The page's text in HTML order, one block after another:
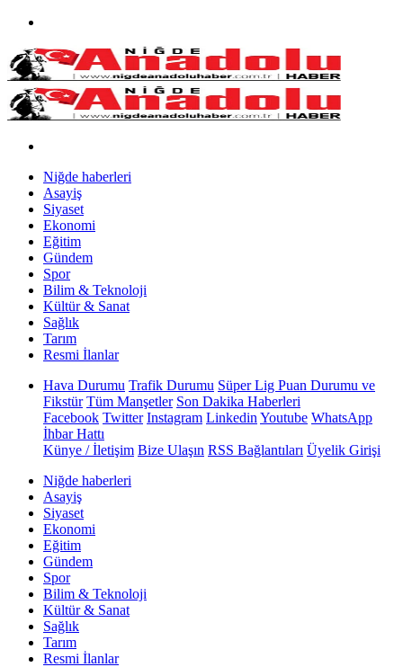
Niğde haberleri
Asayiş
Siyaset
Ekonomi
Eğitim
Gündem
Spor
Bilim & Teknoloji
Kültür & Sanat
Sağlık
Tarım
Resmi İlanlar
Hava Durumu Trafik Durumu Süper Lig Puan Durumu ve
Fikstür Tüm Manşetler Son Dakika Haberleri
Facebook Twitter Instagram Linkedin Youtube WhatsApp
İhbar Hattı
Künye / İletişim Bize Ulaşın RSS Bağlantıları Üyelik Girişi
Niğde haberleri
Asayiş
Siyaset
Ekonomi
Eğitim
Gündem
Spor
Bilim & Teknoloji
Kültür & Sanat
Sağlık
Tarım
Resmi İlanlar